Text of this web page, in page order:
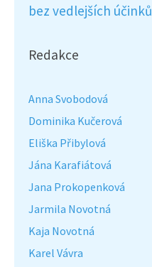
bez vedlejších účinků
Redakce
Anna Svobodová
Dominika Kučerová
Eliška Přibylová
Jána Karafiátová
Jana Prokopenková
Jarmila Novotná
Kaja Novotná
Karel Vávra